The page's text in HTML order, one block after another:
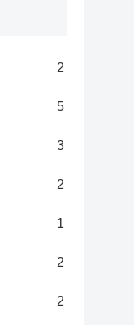
2
5
3
2
1
2
2